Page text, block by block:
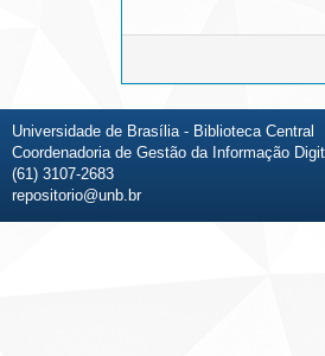
Universidade de Brasília - Biblioteca Central
Coordenadoria de Gestão da Informação
(61) 3107-2683
repositorio@unb.br